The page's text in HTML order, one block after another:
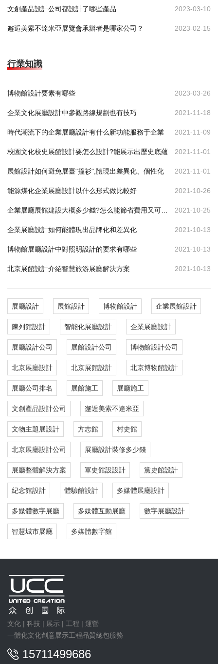
文創產品設計公司都設計了哪些產品 2023-03-10
邂逅美索不達米亞展覽會承辦者是哪家公司？ 2023-02-15
行業知識
博物館設計要素有哪些 2023-03-26
企業文化展廳設計中參觀路線規劃也有技巧 2021-11-18
時代潮流下的企業展廳設計有什么新功能服務于企業 2021-11-09
校園文化校史展館設計要怎么設計?能展示出歷史底蘊 2021-11-01
展館設計如何避免展臺"撞衫",體現出差異化、個性化 2021-11-01
能源煤化企業展廳設計以什么形式做比較好 2021-10-26
2021-10-25
企業展廳設計如何能體現出品牌化和差異化 2021-10-13
博物館展廳設計中對照明設計的要求有哪些 2021-10-13
北京展館設計介紹智慧旅游展廳解決方案 2021-10-13
展廳設計 展館設計 博物館設計 企業展館設計
陳列館設計 智能化展廳設計 企業展廳設計
展廳設計公司 展館設計公司 博物館設計公司
北京展廳設計 北京展館設計 北京博物館設計
展廳公司排名 展館施工 展廳施工
文創產品設計公司 邂逅美索不達米亞
文物主題展設計 方志館 村史館
北京展廳設計公司 展廳設計裝修多少錢
展廳整體解決方案 軍史館設設計 黨史館設計
紀念館設計 體驗館設計 多媒體展廳設計
多媒體數字展廳 多媒體互動展廳 數字展廳設計
智慧城市展廳 多媒體數字館
文化 | 科技 | 展示 | 工程 | 運營
一體化文化創意展示工程品質總包服務
15711499686